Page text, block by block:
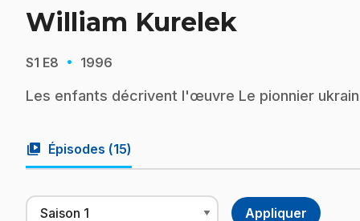
William Kurelek
S1 E8 · 1996
Les enfants décrivent l'œuvre Le pionnier
video_library Épisodes (15)